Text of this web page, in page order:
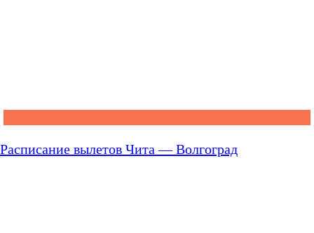
Расписание вылетов Чита — Волгоград